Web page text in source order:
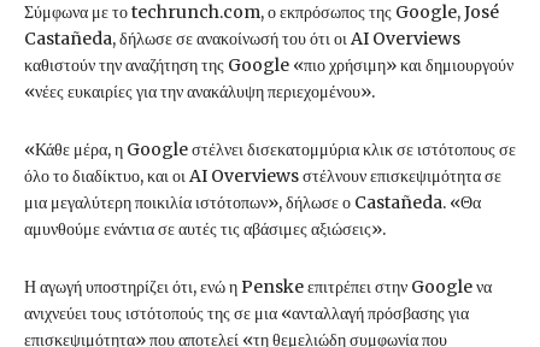
Σύμφωνα με το techrunch.com, ο εκπρόσωπος της Google, José
Castañeda, δήλωσε σε ανακοίνωσή του ότι οι AI Overviews
καθιστούν την αναζήτηση της Google «πιο χρήσιμη» και δημιουργούν
«νέες ευκαιρίες για την ανακάλυψη περιεχομένου».
«Κάθε μέρα, η Google στέλνει δισεκατομμύρια κλικ σε ιστότοπους σε
όλο το διαδίκτυο, και οι AI Overviews στέλνουν επισκεψιμότητα σε
μια μεγαλύτερη ποικιλία ιστότοπων», δήλωσε ο Castañeda. «Θα
αμυνθούμε ενάντια σε αυτές τις αβάσιμες αξιώσεις».
Η αγωγή υποστηρίζει ότι, ενώ η Penske επιτρέπει στην Google να
ανιχνεύει τους ιστότοπούς της σε μια «ανταλλαγή πρόσβασης για
επισκεψιμότητα» που αποτελεί «τη θεμελιώδη συμφωνία που